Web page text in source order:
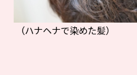
（ハナヘナで染めた髪）